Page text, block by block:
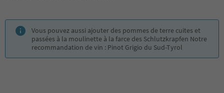
Vous pouvez aussi ajouter des pommes de terre cuites et
passées à la moulinette à la farce des Schlutzkrapfen Notre
recommandation de vin : Pinot Grigio du Sud-Tyrol